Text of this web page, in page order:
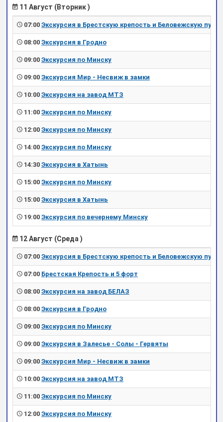
11 Август (Вторник )
07:00 Экскурсия в Брестскую крепость и Беловежскую пущу
08:00 Экскурсия в Гродно
09:00 Экскурсия по Минску
09:00 Экскурсия Мир - Несвиж в замки
10:00 Экскурсия на завод МТЗ
11:00 Экскурсия по Минску
12:00 Экскурсия по Минску
14:00 Экскурсия по Минску
14:30 Экскурсия в Хатынь
15:00 Экскурсия по Минску
15:00 Экскурсия в Хатынь
19:00 Экскурсия по вечернему Минску
12 Август (Среда )
07:00 Экскурсия в Брестскую крепость и Беловежскую пущу
07:00 Брестская Крепость и 5 форт
08:00 Экскурсия на завод БЕЛАЗ
08:00 Экскурсия в Гродно
09:00 Экскурсия по Минску
09:00 Экскурсия в Залесье - Солы - Гервяты
09:00 Экскурсия Мир - Несвиж в замки
10:00 Экскурсия на завод МТЗ
11:00 Экскурсия по Минску
12:00 Экскурсия по Минску